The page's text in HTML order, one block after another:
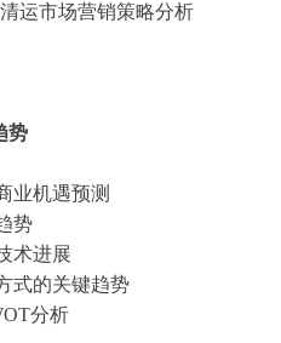
运市场营销策略分析
势
业机遇预测
势
术进展
式的关键趋势
分析